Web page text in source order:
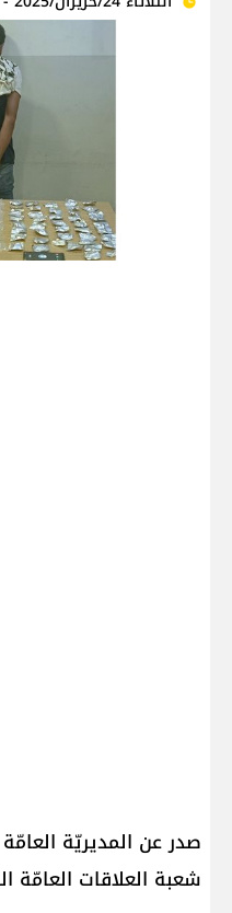
صدر عن المديريّة
شعبة العلاقات العامّة